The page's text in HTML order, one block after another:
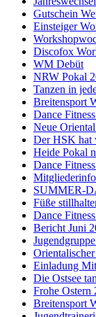
Gutschein
Einsteiger
Discofox
WM Debüt
NRW Pokal
Tanzen in
Breitensport
Dance
Neue
Der HSK hat
Heide Pokal
Dance
SUMMER-
Füße
Dance
Bericht Juni
Einladung
Die Ostsee
Frohe Ostern
Breitensport